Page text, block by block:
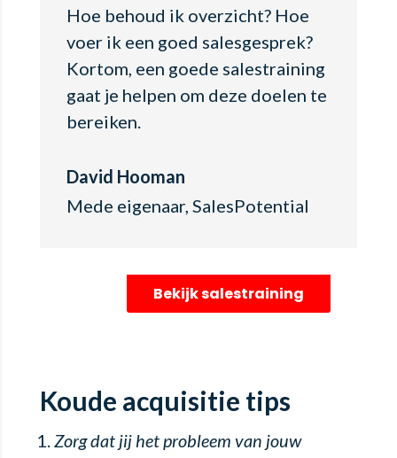
Hoe behoud ik overzicht? Hoe
voer ik een goed salesgesprek?
Kortom, een goede salestraining
gaat je helpen om deze doelen te
bereiken.
David Hooman
Mede eigenaar, SalesPotential
Bekijk salestraining
Koude acquisitie tips
Zorg dat jij het probleem van jouw